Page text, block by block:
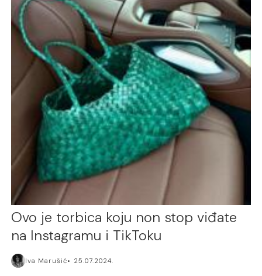
Ovo je torbica koju non stop viđate
na Instagramu i TikToku
Iva Marušić 25.07.2024.